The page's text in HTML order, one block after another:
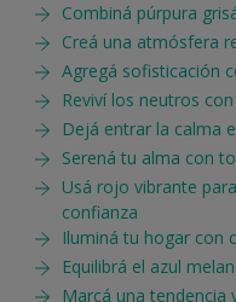
Combiná púrpura
Creá una atmósfera
Agregá sofisticación
Reviví los neutros
Dejá entrar la calma
Serená tu alma con
Usá rojo vibrante
confianza
Iluminá tu hogar con
Equilibrá el azul
Marcá una tendencia